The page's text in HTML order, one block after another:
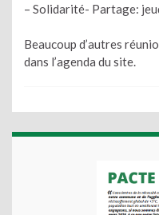
– Solidarité- Partage:
Beaucoup d’autres
dans l’agenda du site.